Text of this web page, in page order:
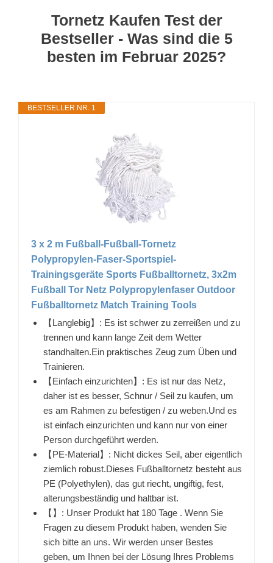
Tornetz Kaufen Test der
Bestseller - Was sind die 5
besten im Februar 2025?
BESTSELLER NR. 1
3 x 2 m Fußball-Fußball-Tornetz
Polypropylen-Faser-Sportspiel-
Trainingsgeräte Sports Fußballtornetz, 3x2m
Fußball Tor Netz Polypropylenfaser Outdoor
Fußballtornetz Match Training Tools
【Langlebig】: Es ist schwer zu zerreißen und zu
trennen und kann lange Zeit dem Wetter
standhalten.Ein praktisches Zeug zum Üben und
Trainieren.
【Einfach einzurichten】: Es ist nur das Netz,
daher ist es besser, Schnur / Seil zu kaufen, um
es am Rahmen zu befestigen / zu weben.Und es
ist einfach einzurichten und kann nur von einer
Person durchgeführt werden.
【PE-Material】: Nicht dickes Seil, aber eigentlich
ziemlich robust.Dieses Fußballtornetz besteht aus
PE (Polyethylen), das gut riecht, ungiftig, fest,
alterungsbeständig und haltbar ist.
【】: Unser Produkt hat 180 Tage . Wenn Sie
Fragen zu diesem Produkt haben, wenden Sie
sich bitte an uns. Wir werden unser Bestes
geben, um Ihnen bei der Lösung Ihres Problems